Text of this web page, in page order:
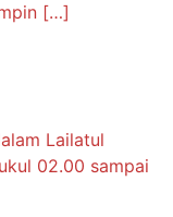
[…]
Lailatul
02.00 sampai